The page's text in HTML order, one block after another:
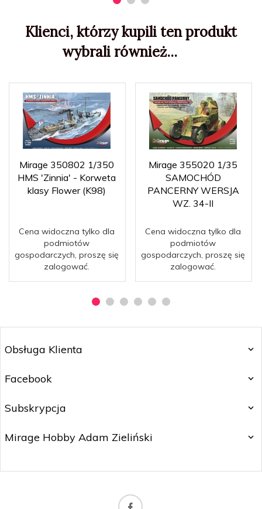
Klienci, którzy kupili ten produkt
wybrali również...
Mirage 350802 1/350
HMS 'Zinnia' - Korweta
klasy Flower (K98)
Cena widoczna tylko dla
podmiotów
gospodarczych, proszę się
zalogować.
Mirage 355020 1/35
SAMOCHÓD
PANCERNY WERSJA
WZ. 34-II
Cena widoczna tylko dla
podmiotów
gospodarczych, proszę się
zalogować.
Obsługa Klienta
Facebook
Subskrypcja
Mirage Hobby Adam Zieliński
marketing@mirage-hobby.pl